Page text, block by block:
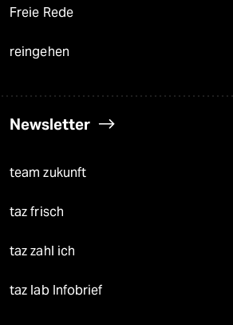
Freie Rede
reingehen
Newsletter
team zukunft
taz frisch
taz zahl ich
taz lab Infobrief